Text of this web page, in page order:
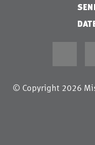
© Copyright 2026